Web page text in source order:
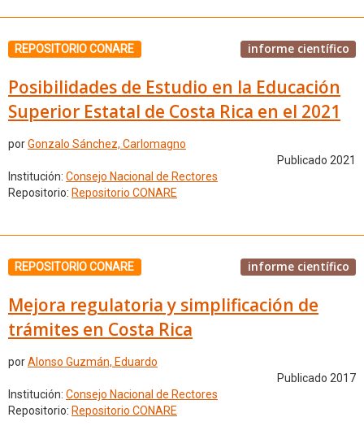
REPOSITORIO CONARE informe científico
Posibilidades de Estudio en la Educación
Superior Estatal de Costa Rica en el 2021
porGonzalo Sánchez, Carlomagno
Publicado 2021
Institución: Consejo Nacional de Rectores
Repositorio: Repositorio CONARE
REPOSITORIO CONARE informe científico
Mejora regulatoria y simplificación de
trámites en Costa Rica
porAlonso Guzmán, Eduardo
Publicado 2017
Institución: Consejo Nacional de Rectores
Repositorio: Repositorio CONARE